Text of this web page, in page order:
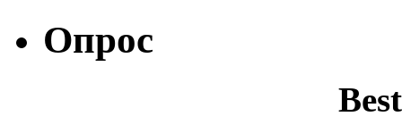
Опрос